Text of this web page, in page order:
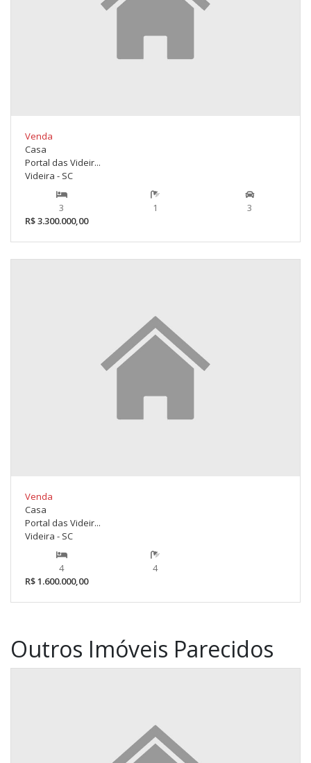
Venda
Casa
Portal das Videir...
Videira - SC
3 1
3
R$ 3.300.000,00
Venda
Casa
Portal das Videir...
Videira - SC
4
4
R$ 1.600.000,00
Outros Imóveis Parecidos